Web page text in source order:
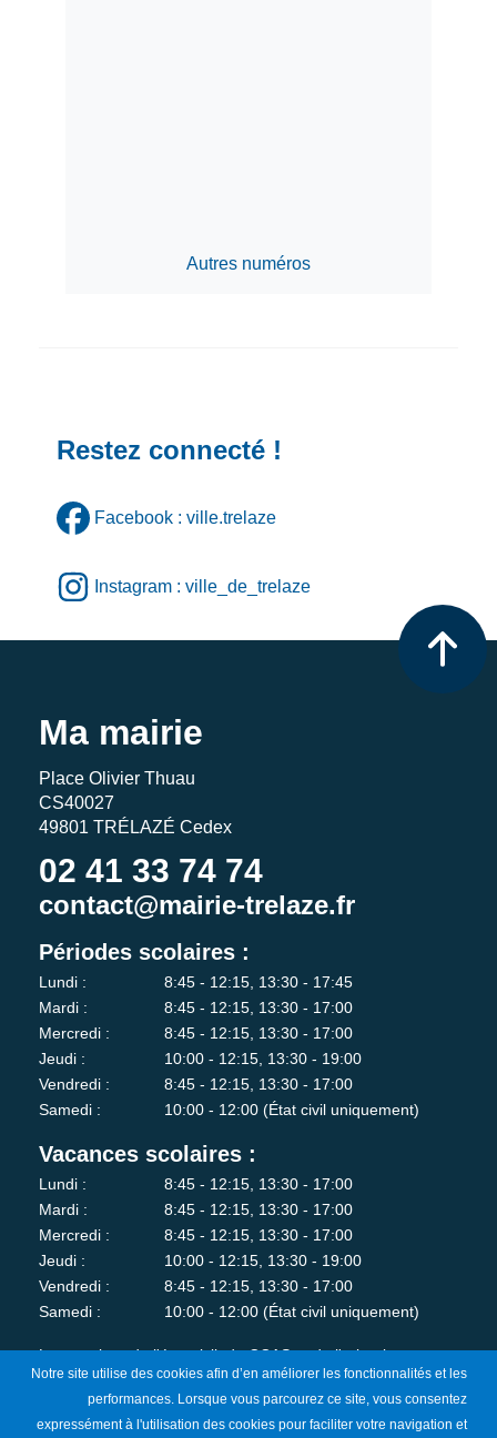
Autres numéros
Restez connecté !
Facebook : ville.trelaze
Instagram : ville_de_trelaze
Ma mairie
Place Olivier Thuau
CS40027
49801 TRÉLAZÉ Cedex
02 41 33 74 74
contact@mairie-trelaze.fr
Périodes scolaires :
Lundi :
8:45 - 12:15, 13:30 - 17:45
Mardi :
8:45 - 12:15, 13:30 - 17:00
Mercredi :
8:45 - 12:15, 13:30 - 17:00
Jeudi :
10:00 - 12:15, 13:30 - 19:00
Vendredi :
8:45 - 12:15, 13:30 - 17:00
Samedi :
10:00 - 12:00 (État civil uniquement)
Vacances scolaires :
Lundi :
8:45 - 12:15, 13:30 - 17:00
Mardi :
8:45 - 12:15, 13:30 - 17:00
Mercredi :
8:45 - 12:15, 13:30 - 17:00
Jeudi :
10:00 - 12:15, 13:30 - 19:00
Vendredi :
8:45 - 12:15, 13:30 - 17:00
Samedi :
10:00 - 12:00 (État civil uniquement)
Les services de l'état-civil, du CCAS et de l'urbanisme sont
fermés au public le lundi matin.
Notre site utilise des cookies afin d’en améliorer les fonctionnalités et les
performances. Lorsque vous parcourez ce site, vous consentez
expressément à l'utilisation des cookies pour faciliter votre navigation et